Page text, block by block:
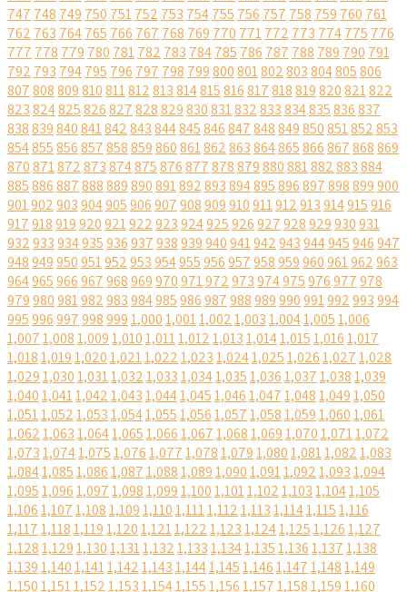
747 748 749 750 751752 753 754755 756 757 758 759 760 761
762 763 764765 766 767 768 769 770 771772 773 774775 776
777 778 779 780 781782 783 784785 786 787 788 789 790 791
792 793 794795 796 797 798 799800801802803804805806
807808809810811812813814815816817818819820821822
823824825826827828829830831832833834835836837
838839840841842843844845846847848849850851852853
854855856857858859860861862863864865866867868869
870871872873874875876877878879880881882883884
885886887888889890891892893894895896897898899900
901902903904905906907908909910911912913914915916
917918919920921922923924925926927928929930931
932933934935936937938939940941942943944945946947
948949950951952953954955956957958959960961962963
964965966967968969970971972973974975976977978
979980981982983984985986987988989990991992993994
9959969979989991,0001,0011,0021,0031,0041,0051,006
1,0071,0081,0091,0101,0111,0121,0131,0141,0151,0161,017
1,0181,0191,0201,0211,0221,0231,0241,0251,0261,0271,028
1,0291,0301,0311,0321,0331,0341,0351,0361,0371,0381,039
1,0401,0411,0421,0431,0441,0451,0461,0471,0481,0491,050
1,0511,0521,0531,0541,0551,0561,0571,0581,0591,0601,061
1,0621,0631,0641,0651,0661,0671,0681,0691,0701,0711,072
1,0731,0741,0751,0761,0771,0781,0791,0801,0811,0821,083
1,0841,0851,0861,0871,0881,0891,0901,0911,0921,0931,094
1,0951,0961,0971,0981,0991,1001,1011,1021,1031,1041,105
1,1061,1071,1081,1091,1101,1111,1121,1131,1141,1151,116
1,1171,1181,1191,1201,1211,1221,1231,1241,1251,1261,127
1,1281,1291,1301,1311,1321,1331,1341,1351,1361,1371,138
1,1391,1401,1411,1421,1431,1441,1451,1461,1471,1481,149
1,1501,1511,1521,1531,1541,1551,1561,1571,1581,1591,160